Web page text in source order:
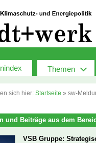
Themen
sich hier: Startseite » sw-
und Beiträge aus dem
VSB Gruppe: